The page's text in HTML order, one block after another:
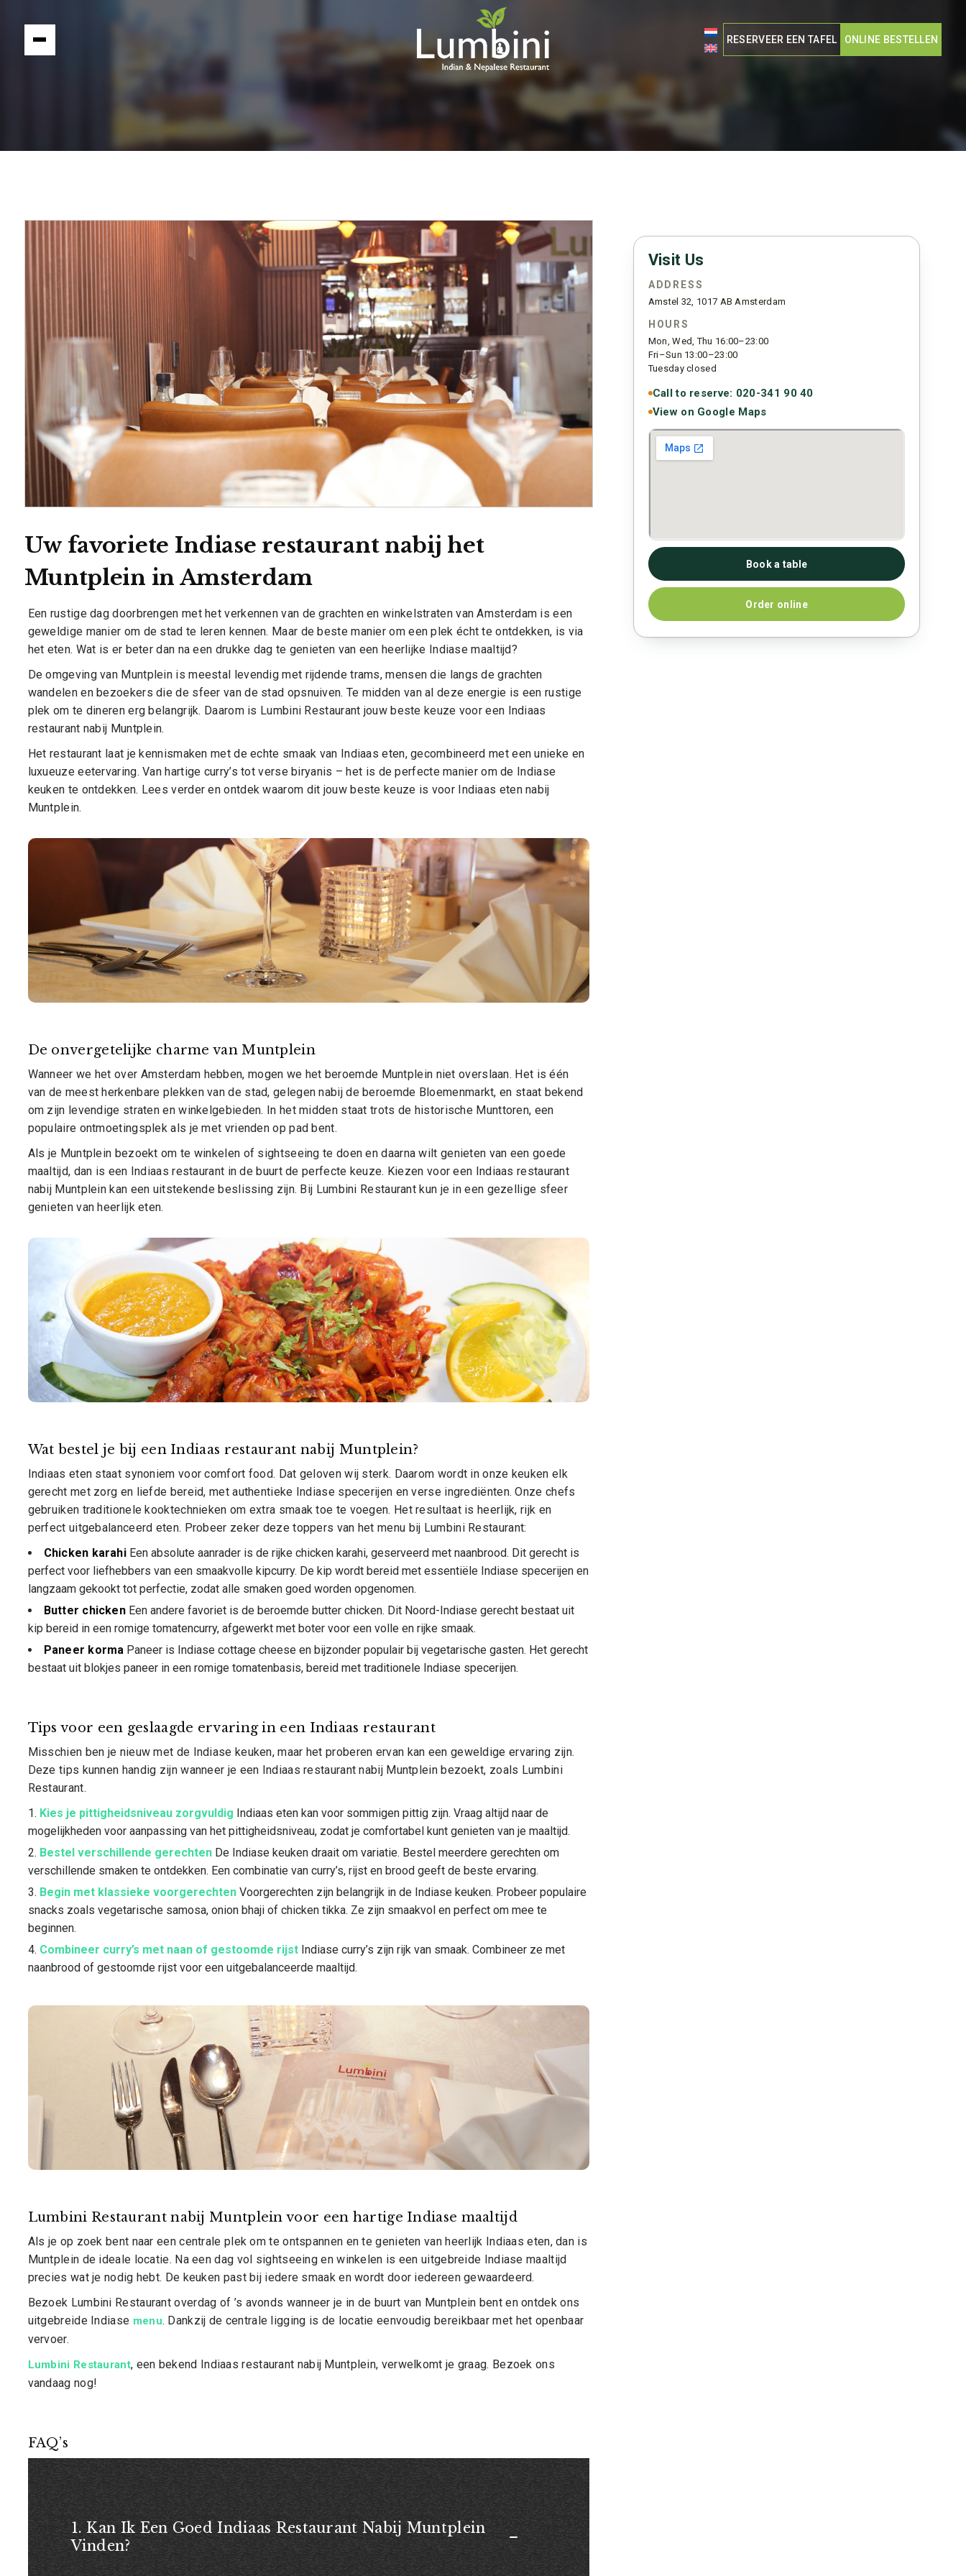
Lumbini
RESERVEER EEN TAFEL ONLINE BESTELLEN
Uw favoriete Indiase restaurant nabij het
Muntplein in Amsterdam
Een rustige dag doorbrengen met het verkennen van de grachten en winkelstraten van Amsterdam is een
geweldige manier om de stad te leren kennen. Maar de beste manier om een plek écht te ontdekken, is via
het eten. Wat is er beter dan na een drukke dag te genieten van een heerlijke Indiase maaltijd?
De omgeving van Muntplein is meestal levendig met rijdende trams, mensen die langs de grachten
wandelen en bezoekers die de sfeer van de stad opsnuiven. Te midden van al deze energie is een rustige
plek om te dineren erg belangrijk. Daarom is Lumbini Restaurant jouw beste keuze voor een Indiaas
restaurant nabij Muntplein.
Het restaurant laat je kennismaken met de echte smaak van Indiaas eten, gecombineerd met een unieke en
luxueuze eetervaring. Van hartige curry’s tot verse biryanis – het is de perfecte manier om de Indiase
keuken te ontdekken. Lees verder en ontdek waarom dit jouw beste keuze is voor Indiaas eten nabij
Muntplein.
De onvergetelijke charme van Muntplein
Wanneer we het over Amsterdam hebben, mogen we het beroemde Muntplein niet overslaan. Het is één
van de meest herkenbare plekken van de stad, gelegen nabij de beroemde Bloemenmarkt, en staat bekend
om zijn levendige straten en winkelgebieden. In het midden staat trots de historische Munttoren, een
populaire ontmoetingsplek als je met vrienden op pad bent.
Als je Muntplein bezoekt om te winkelen of sightseeing te doen en daarna wilt genieten van een goede
maaltijd, dan is een Indiaas restaurant in de buurt de perfecte keuze. Kiezen voor een Indiaas restaurant
nabij Muntplein kan een uitstekende beslissing zijn. Bij Lumbini Restaurant kun je in een gezellige sfeer
genieten van heerlijk eten.
Wat bestel je bij een Indiaas restaurant nabij Muntplein?
Indiaas eten staat synoniem voor comfort food. Dat geloven wij sterk. Daarom wordt in onze keuken elk
gerecht met zorg en liefde bereid, met authentieke Indiase specerijen en verse ingrediënten. Onze chefs
gebruiken traditionele kooktechnieken om extra smaak toe te voegen. Het resultaat is heerlijk, rijk en
perfect uitgebalanceerd eten. Probeer zeker deze toppers van het menu bij Lumbini Restaurant:
Chicken karahiEen absolute aanrader is de rijke chicken karahi, geserveerd met naanbrood. Dit gerecht is
perfect voor liefhebbers van een smaakvolle kipcurry. De kip wordt bereid met essentiële Indiase specerijen en
langzaam gekookt tot perfectie, zodat alle smaken goed worden opgenomen.
Butter chickenEen andere favoriet is de beroemde butter chicken. Dit Noord-Indiase gerecht bestaat uit
kip bereid in een romige tomatencurry, afgewerkt met boter voor een volle en rijke smaak.
Paneer korma Paneer is Indiase cottage cheese en bijzonder populair bij vegetarische gasten. Het gerecht
bestaat uit blokjes paneer in een romige tomatenbasis, bereid met traditionele Indiase specerijen.
Tips voor een geslaagde ervaring in een Indiaas restaurant
Misschien ben je nieuw met de Indiase keuken, maar het proberen ervan kan een geweldige ervaring zijn.
Deze tips kunnen handig zijn wanneer je een Indiaas restaurant nabij Muntplein bezoekt, zoals Lumbini
Restaurant.
Kies je pittigheidsniveau zorgvuldig Indiaas eten kan voor sommigen pittig zijn. Vraag altijd naar de
mogelijkheden voor aanpassing van het pittigheidsniveau, zodat je comfortabel kunt genieten van je maaltijd.
Bestel verschillende gerechtenDe Indiase keuken draait om variatie. Bestel meerdere gerechten om
verschillende smaken te ontdekken. Een combinatie van curry’s, rijst en brood geeft de beste ervaring.
Begin met klassieke voorgerechtenVoorgerechten zijn belangrijk in de Indiase keuken. Probeer populaire
snacks zoals vegetarische samosa, onion bhaji of chicken tikka. Ze zijn smaakvol en perfect om mee te
beginnen.
Combineer curry’s met naan of gestoomde rijstIndiase curry’s zijn rijk van smaak. Combineer ze met
naanbrood of gestoomde rijst voor een uitgebalanceerde maaltijd.
Lumbini Restaurant nabij Muntplein voor een hartige Indiase maaltijd
Als je op zoek bent naar een centrale plek om te ontspannen en te genieten van heerlijk Indiaas eten, dan is
Muntplein de ideale locatie. Na een dag vol sightseeing en winkelen is een uitgebreide Indiase maaltijd
precies wat je nodig hebt. De keuken past bij iedere smaak en wordt door iedereen gewaardeerd.
Bezoek Lumbini Restaurant overdag of ’s avonds wanneer je in de buurt van Muntplein bent en ontdek ons
uitgebreide Indiase menu. Dankzij de centrale ligging is de locatie eenvoudig bereikbaar met het openbaar
vervoer.
Lumbini Restaurant, een bekend Indiaas restaurant nabij Muntplein, verwelkomt je graag. Bezoek ons
vandaag nog!
FAQ’s
1. Kan Ik Een Goed Indiaas Restaurant Nabij Muntplein
Vinden?
Visit Us
ADDRESS
Amstel 32, 1017 AB Amsterdam
HOURS
Mon, Wed, Thu 16:00–23:00
Fri–Sun 13:00–23:00
Tuesday closed
Call to reserve: 020-341 90 40
View on Google Maps
Book a table
Order online